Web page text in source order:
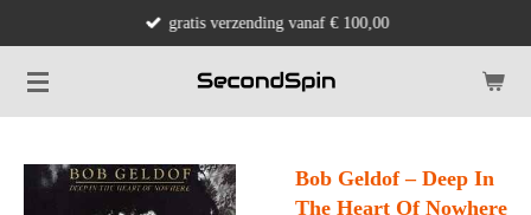
naar
de
gratis verzending vanaf € 100,00
Bob Geldof ‎– Deep In
The Heart Of Nowhere